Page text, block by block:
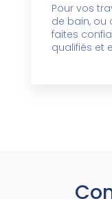
Pour vos
de bain, ou
faites
qualifiés et